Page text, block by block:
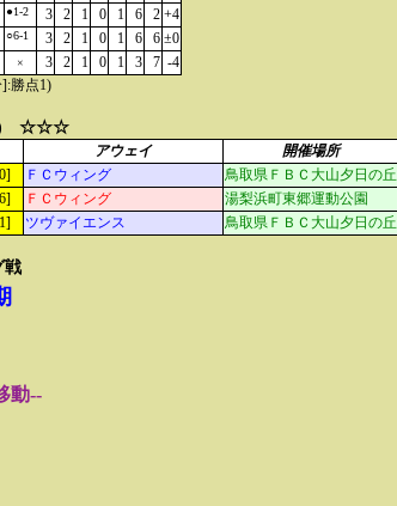
●1-2 3 2 1 0 1 6 2 +4
○6-1 3 2 1 0 1 6 6 ±0
× 3 2 1 0 1 3 7 -4
勝点1)
) ☆☆☆
アウェイ
開催場所
ＦＣウィング
鳥取県ＦＢＣ大山夕日の丘
ＦＣウィング
湯梨浜町東郷運動公園
ツヴァイエンス 鳥取県ＦＢＣ大山夕日の丘
戦
動--